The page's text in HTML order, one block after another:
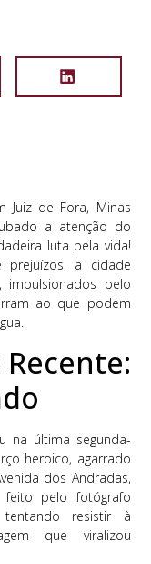
Juiz de Fora, Minas
a atenção do
luta pela vida!
prejuízos, a cidade
impulsionados pelo
ao que podem
na última segunda-
heroico, agarrado
dos Andradas,
feito pelo fotógrafo
resistir à
que viralizou